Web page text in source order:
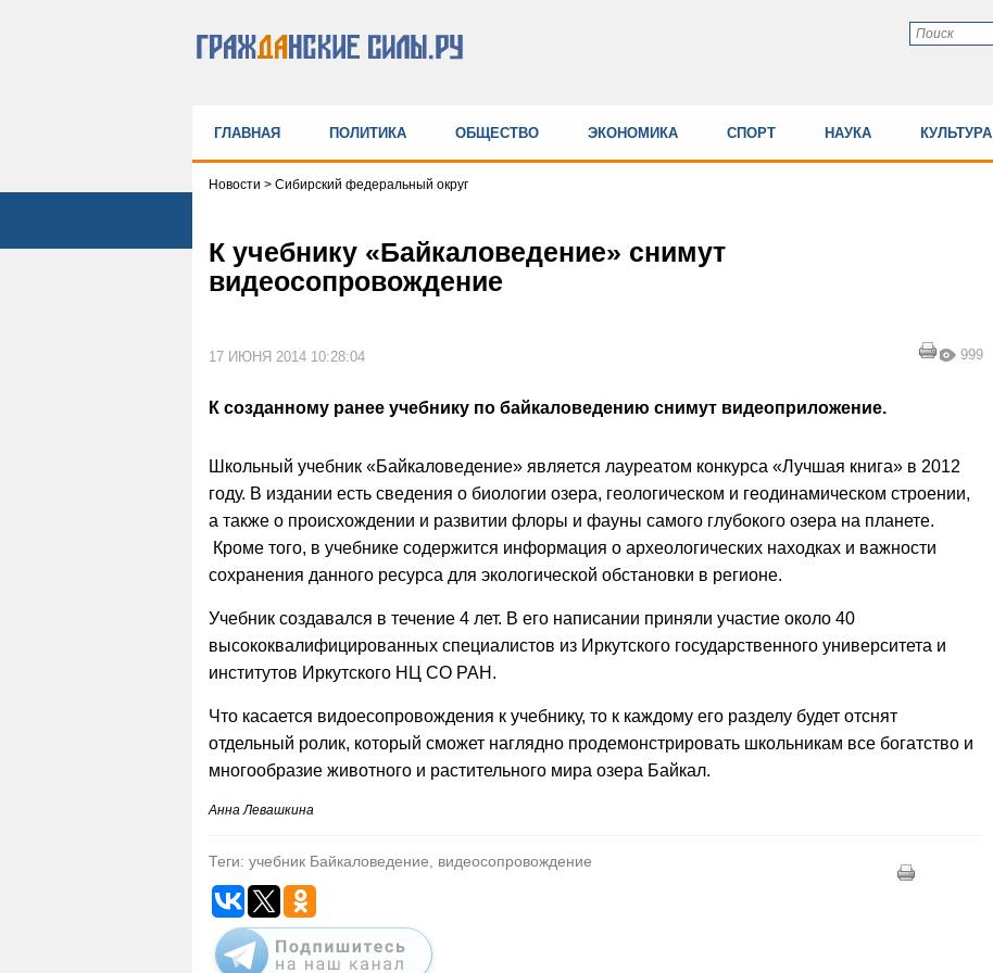
ГЛАВНАЯ ПОЛИТИКА ОБЩЕСТВО ЭКОНОМИКА СПОРТ НАУКА КУЛЬТУРА
Новости > Сибирский федеральный округ
К учебнику «Байкаловедение» снимут
видеосопровождение
17 ИЮНЯ 2014 10:28:04 999
К созданному ранее учебнику по байкаловедению снимут видеоприложение.
Школьный учебник «Байкаловедение» является лауреатом конкурса «Лучшая книга» в 2012
году. В издании есть сведения о биологии озера, геологическом и геодинамическом строении,
а также о происхождении и развитии флоры и фауны самого глубокого озера на планете.
Кроме того, в учебнике содержится информация о археологических находках и важности
сохранения данного ресурса для экологической обстановки в регионе.
Учебник создавался в течение 4 лет. В его написании приняли участие около 40
высококвалифицированных специалистов из Иркутского государственного университета и
институтов Иркутского НЦ СО РАН.
Что касается видоесопровождения к учебнику, то к каждому его разделу будет отснят
отдельный ролик, который сможет наглядно продемонстрировать школьникам все богатство и
многообразие животного и растительного мира озера Байкал.
Анна Левашкина
Теги: учебник Байкаловедение, видеосопровождение